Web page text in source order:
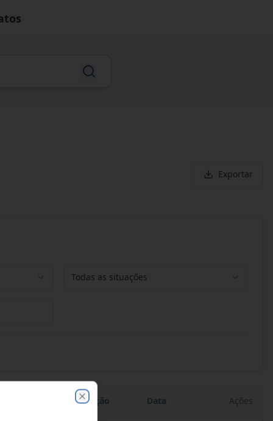
Exportar
Todas as situações
Situação Data Ações
Close